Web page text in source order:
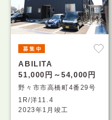
ABILITA
51,000円～54,000円
野々市市高橋町4番29号
1R/洋11.4
2023年1月竣工